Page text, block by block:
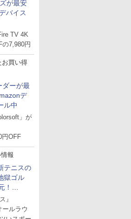
が最安
バイス
TV 4K
の7,980円
お買い得
ダーが最
デ
ル中
」が
円OFF
報
テニスの
獄ゴル
！
ール
』
ールラウ